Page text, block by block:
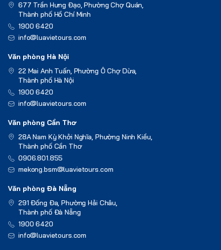
677 Trần Hưng Đạo, Phường Chợ Quán,
Thành phố Hồ Chí Minh
1900 6420
info@luavietours.com
Văn phòng Hà Nội
22 Mai Anh Tuấn, Phường Ô Chợ Dừa,
Thành phố Hà Nội
1900 6420
info@luavietours.com
Văn phòng Cần Thơ
28A Nam Kỳ Khởi Nghĩa, Phường Ninh Kiều,
Thành phố Cần Thơ
0906.801.855
mekong.bsm@luavietours.com
Văn phòng Đà Nẵng
291 Đống Đa, Phường Hải Châu,
Thành phố Đà Nẵng
1900 6420
info@luavietours.com